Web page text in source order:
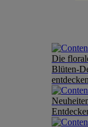
Die
Blüten-